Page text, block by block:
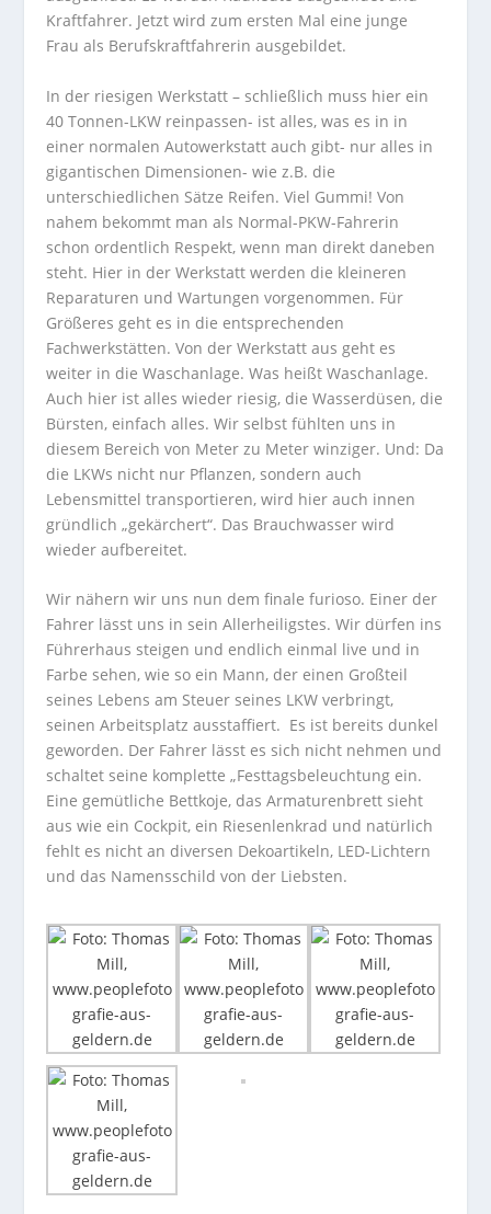
Kraftfahrer. Jetzt wird zum ersten Mal eine junge
Frau als Berufskraftfahrerin ausgebildet.
In der riesigen Werkstatt – schließlich muss hier ein
40 Tonnen-LKW reinpassen- ist alles, was es in in
einer normalen Autowerkstatt auch gibt- nur alles in
gigantischen Dimensionen- wie z.B. die
unterschiedlichen Sätze Reifen. Viel Gummi! Von
nahem bekommt man als Normal-PKW-Fahrerin
schon ordentlich Respekt, wenn man direkt daneben
steht. Hier in der Werkstatt werden die kleineren
Reparaturen und Wartungen vorgenommen. Für
Größeres geht es in die entsprechenden
Fachwerkstätten. Von der Werkstatt aus geht es
weiter in die Waschanlage. Was heißt Waschanlage.
Auch hier ist alles wieder riesig, die Wasserdüsen, die
Bürsten, einfach alles. Wir selbst fühlten uns in
diesem Bereich von Meter zu Meter winziger. Und: Da
die LKWs nicht nur Pflanzen, sondern auch
Lebensmittel transportieren, wird hier auch innen
gründlich „gekärchert“. Das Brauchwasser wird
wieder aufbereitet.
Wir nähern wir uns nun dem finale furioso. Einer der
Fahrer lässt uns in sein Allerheiligstes. Wir dürfen ins
Führerhaus steigen und endlich einmal live und in
Farbe sehen, wie so ein Mann, der einen Großteil
seines Lebens am Steuer seines LKW verbringt,
seinen Arbeitsplatz ausstaffiert. Es ist bereits dunkel
geworden. Der Fahrer lässt es sich nicht nehmen und
schaltet seine komplette „Festtagsbeleuchtung ein.
Eine gemütliche Bettkoje, das Armaturenbrett sieht
aus wie ein Cockpit, ein Riesenlenkrad und natürlich
fehlt es nicht an diversen Dekoartikeln, LED-Lichtern
und das Namensschild von der Liebsten.